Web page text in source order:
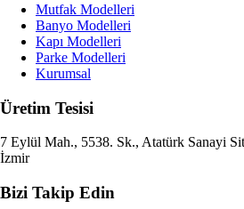
Mutfak Modelleri
Banyo Modelleri
Kapı Modelleri
Parke Modelleri
Kurumsal
Üretim Tesisi
7 Eylül Mah., 5538. Sk., Atatürk Sanayi
İzmir
Bizi Takip Edin